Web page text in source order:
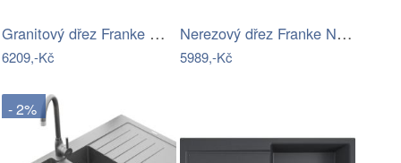
Granitový dřez Franke MRG 611-78 BB…
6209,-Kč
Nerezový dřez Franke NEX 611/2 broušený…
5989,-Kč
- 2%